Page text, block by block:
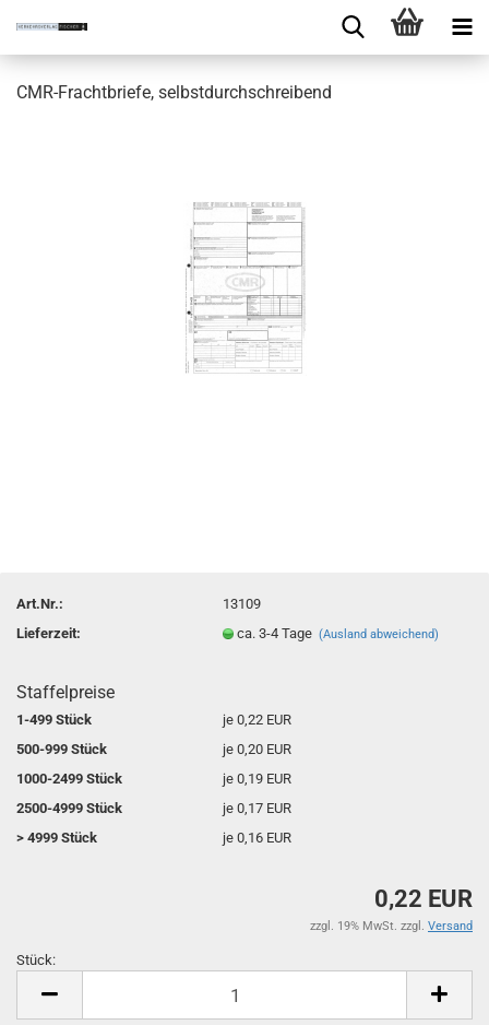
CMR-Frachtbriefe, selbstdurchschreibend
Art.Nr.:
13109
Lieferzeit:
ca. 3-4 Tage(Ausland abweichend)
Staffelpreise
1-499 Stück
je 0,22 EUR
500-999 Stück
je 0,20 EUR
1000-2499 Stück
je 0,19 EUR
2500-4999 Stück
je 0,17 EUR
> 4999 Stück
je 0,16 EUR
0,22 EUR
zzgl. 19% MwSt. zzgl. Versand
Stück: